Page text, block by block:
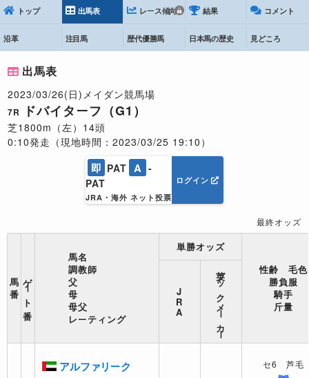
トップ 出馬表 レース傾向 結果 コメント
沿革 注目馬 歴代優勝馬 日本馬の歴史 見どころ
出馬表
2023/03/26(日)メイダン競馬場
7R ドバイターフ（G1）
芝1800m（左）14頭
0:10発走（現地時間：2023/03/25 19:10）
即 PAT A -
PAT
JRA・海外 ネット投票
ログイン
最終オッズ
馬
番 ゲート番
馬名
調教師
父
母
母父
レーティング
単勝オッズ
J
R
A 英ブックメーカー
性齢 毛色
勝負服
騎手
斤量
アルファリーク セ6 芦毛